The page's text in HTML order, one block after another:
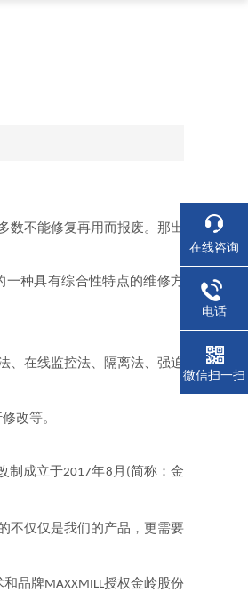
数不能修复再用而报废。那出
种具有综合性特点的维修方
、在线监控法、隔离法、强迫
改等。
制成立于2017年8 月 (简称：金
不仅仅是我们的产品，更需要
和品牌MAXXMILL授权金岭股份
在线咨询
电话
微信扫一扫